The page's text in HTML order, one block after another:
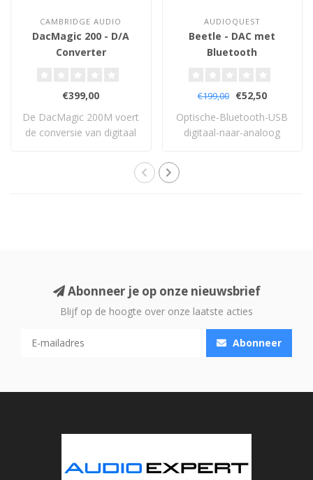
CAMBRIDGE AUDIO
DacMagic 200 - D/A
Converter
€399,00
De DacMagic 200M voert
de conversie van digitaal
AUDIOQUEST
Beetle - DAC met
Bluetooth
€199,00
€52,50
Optische-Bluetooth-USB
digitaal-naar-analoog
Abonneer je op onze nieuwsbrief
Blijf op de hoogte over onze laatste acties
Abonneer